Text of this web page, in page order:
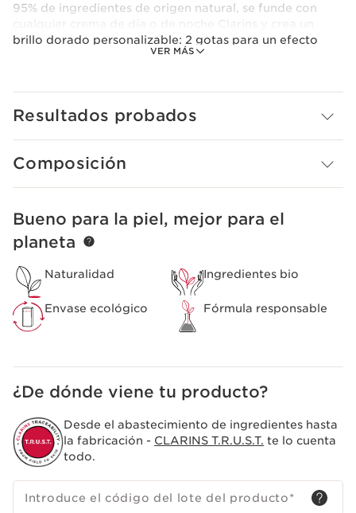
VER MÁS
95% de ingredientes de origen natural, se funde con
cualquier crema de día o de noche Clarins y crea un
brillo dorado personalizable: 2 gotas para un efecto
bronceado sutil, 3 para un bronceado intenso. Fácil de
tus necesidades. Su fórmula a base de plantas con aloe
mezclarse con una crema hidratante.
Este producto no contiene protectores solares y no
protege contra las quemaduras solares.
Clarins Plus
Su fórmula innovadora convierte tus cremas Clarins de
uso diario en autobronceadores.
Resultados probados
Composición
IR AL CONTENIDO
Bueno para la piel, mejor para el
planeta
Naturalidad Ingredientes bio
Envase ecológico Fórmula responsable
¿De dónde viene tu producto?
Desde el abastecimiento de ingredientes hasta
la fabricación - CLARINS T.R.U.S.T. te lo cuenta
todo.
Introduce el código del lote del producto*